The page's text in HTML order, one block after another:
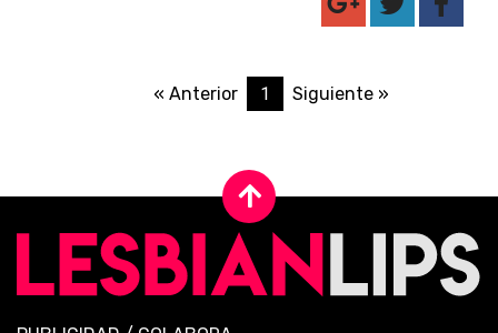
« Anterior 1 Siguiente »